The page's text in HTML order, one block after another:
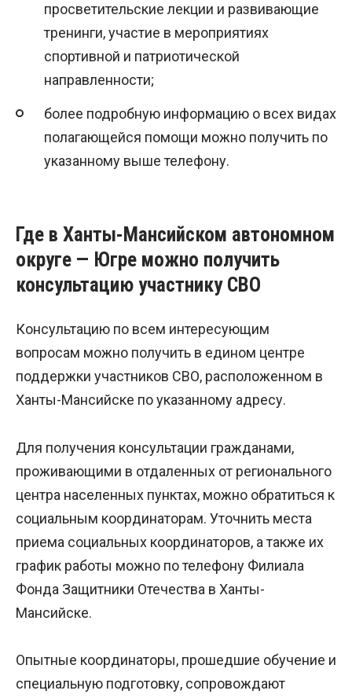
просветительские лекции и развивающие
тренинги, участие в мероприятиях
спортивной и патриотической
направленности;
более подробную информацию о всех видах
полагающейся помощи можно получить по
указанному выше телефону.
Где в Ханты-Мансийском автономном
округе — Югре можно получить
консультацию участнику СВО
Консультацию по всем интересующим
вопросам можно получить в едином центре
поддержки участников СВО, расположенном в
Ханты-Мансийске по указанному адресу.
Для получения консультации гражданами,
проживающими в отдаленных от регионального
центра населенных пунктах, можно обратиться к
социальным координаторам. Уточнить места
приема социальных координаторов, а также их
график работы можно по телефону Филиала
Фонда Защитники Отечества в Ханты-
Мансийске.
Опытные координаторы, прошедшие обучение и
специальную подготовку, сопровождают